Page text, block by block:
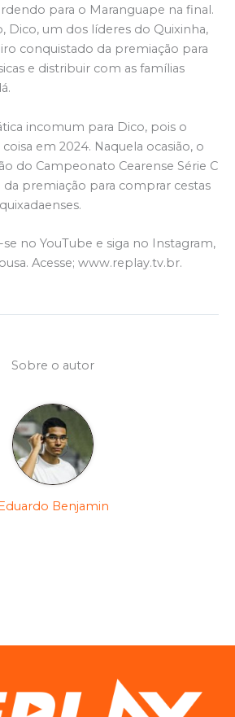
para o Maranguape na final.
Dico, um dos líderes do Quixinha,
conquistado da premiação para
e distribuir com as famílias
incomum para Dico, pois o
em 2024. Naquela ocasião, o
do Campeonato Cearense Série C
premiação para comprar cestas
no YouTube e siga no Instagram,
Acesse; www.replay.tv.br.
Sobre o autor
Eduardo Benjamin